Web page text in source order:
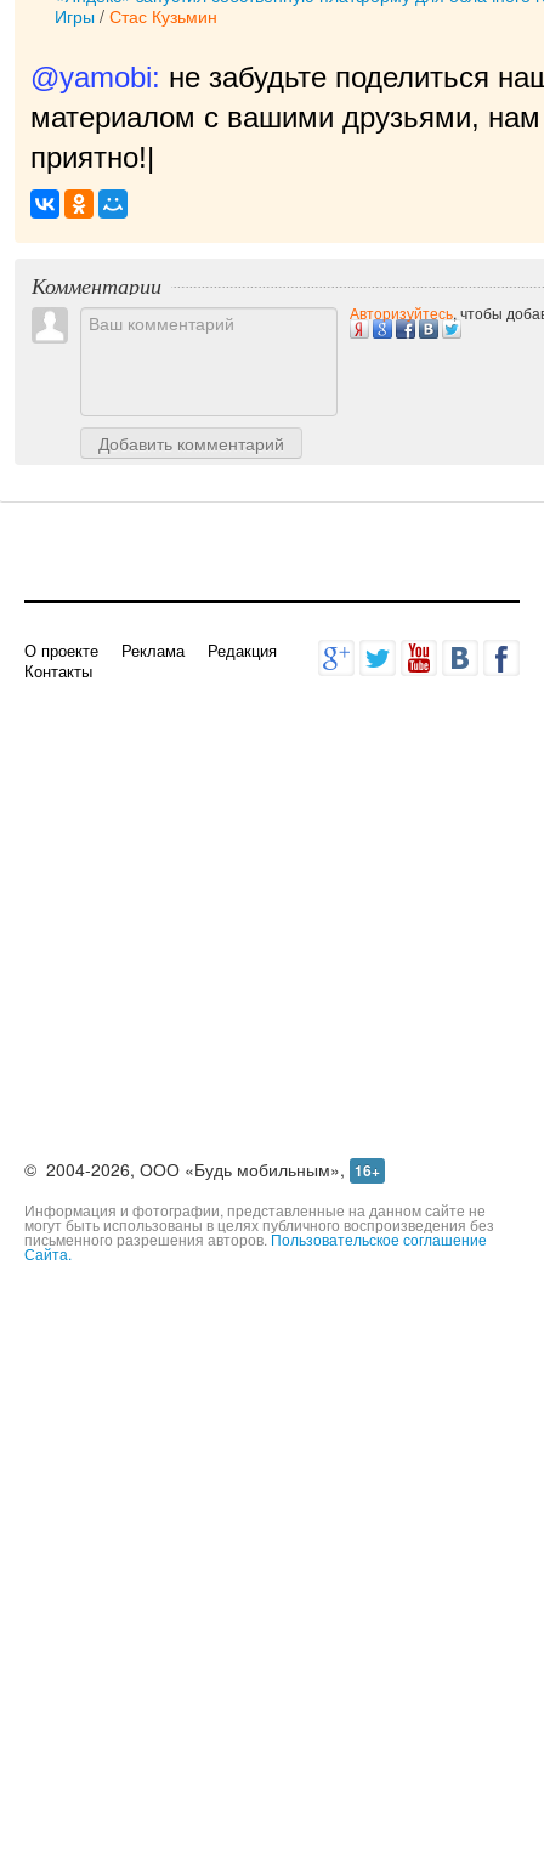
Игры / Стас Кузьмин
@yamobi: не забудьте поделиться
материалом с вашими друзьями, нам
приятно!|
Комментарии
Добавить комментарий
Авторизуйтесь, чтобы
О проекте Реклама
Редакция
Контакты
© 2004-2026, ООО «Будь мобильным», 16+
Информация и фотографии, представленные на данном сайте не
могут быть использованы в целях публичного воспроизведения без
письменного разрешения авторов. Пользовательское соглашение
Сайта.